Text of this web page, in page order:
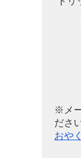
※メ
ださ
おや